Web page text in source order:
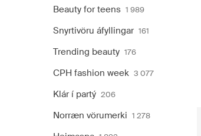
Beauty for teens 1 989
Snyrtivöru áfyllingar 161
Trending beauty 176
CPH fashion week 3 077
Klár í partý 206
Norræn vörumerki 1 278